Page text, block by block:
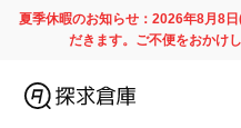
夏季休暇のお知らせ：2026年8月8
だきます。ご不便をおかけ